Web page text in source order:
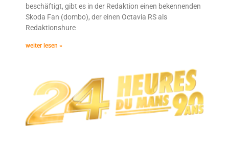
beschäftigt, gibt es in der Redaktion einen bekennenden
Skoda Fan (dombo), der einen Octavia RS als
Redaktionshure
weiter lesen »